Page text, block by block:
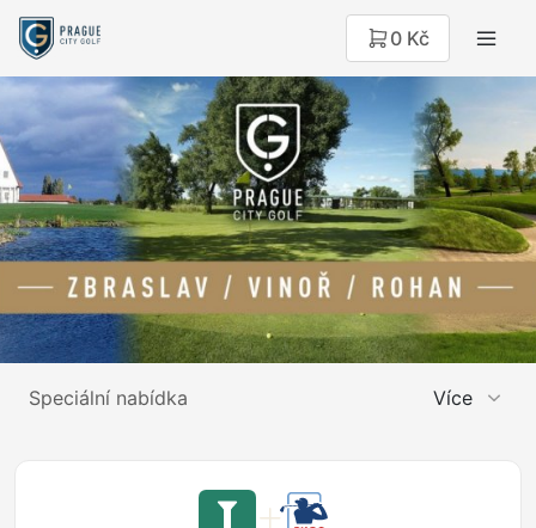
0 Kč
Speciální nabídka Více